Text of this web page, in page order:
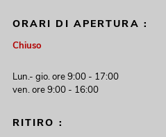
ORARI DI APERTURA :
Chiuso
Lun.- gio. ore 9:00 - 17:00
ven. ore 9:00 - 16:00
RITIRO :